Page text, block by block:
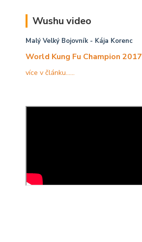
Wushu video
Malý Velký Bojovník- Kája Korenc
World Kung Fu Champion 2017
více v článku......